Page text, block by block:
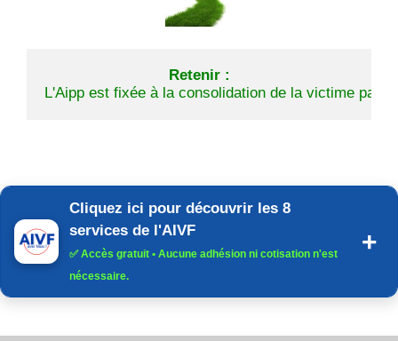
Retenir :
L'Aipp est fixée à la consolidation de la victime par
Cliquez ici pour découvrir les 8
services de l'AIVF
✅Accès gratuit • Aucune adhésion ni cotisation n'est
nécessaire.